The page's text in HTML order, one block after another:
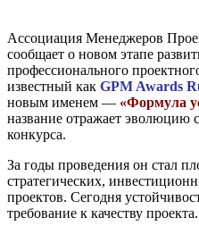
Ассоциация Менеджеров
сообщает о новом этапе
профессионального
известный как GPM Awards
новым именем — «Формула
название отражает эволюцию
конкурса.
За годы проведения он стал
стратегических,
проектов. Сегодня
требование к качеству проекта.